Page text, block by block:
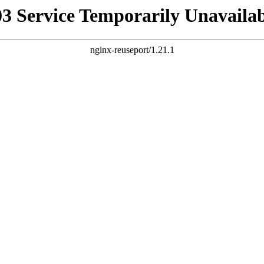
Service Temporarily
nginx-reuseport/1.21.1